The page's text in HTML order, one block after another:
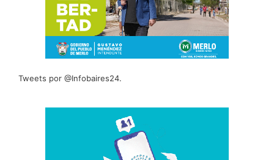
Tweets por @Infobaires24.